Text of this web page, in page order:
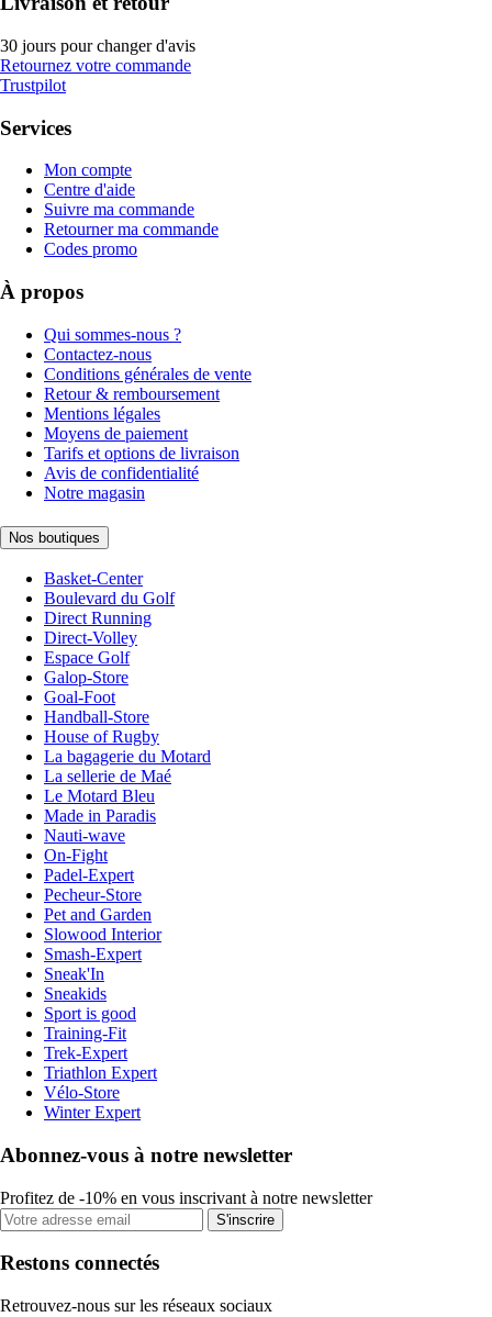
30 jours pour changer d'avis
Retournez votre commande
Trustpilot
Services
Mon compte
Centre d'aide
Suivre ma commande
Retourner ma commande
Codes promo
À propos
Qui sommes-nous ?
Contactez-nous
Conditions générales de vente
Retour & remboursement
Mentions légales
Moyens de paiement
Tarifs et options de livraison
Avis de confidentialité
Notre magasin
Nos boutiques
Basket-Center
Boulevard du Golf
Direct Running
Direct-Volley
Espace Golf
Galop-Store
Goal-Foot
Handball-Store
House of Rugby
La bagagerie du Motard
La sellerie de Maé
Le Motard Bleu
Made in Paradis
Nauti-wave
On-Fight
Padel-Expert
Pecheur-Store
Pet and Garden
Slowood Interior
Smash-Expert
Sneak'In
Sneakids
Sport is good
Training-Fit
Trek-Expert
Triathlon Expert
Vélo-Store
Winter Expert
Abonnez-vous à notre newsletter
Profitez de -10% en vous inscrivant à notre newsletter
S'inscrire
Restons connectés
Retrouvez-nous sur les réseaux sociaux